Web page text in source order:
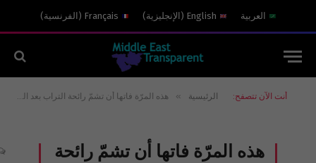
العربية English
( الإنجليزية)
Français
( الفرنسية)
أنت الآن تتصفح: الرئيسية » هذه المرّة فاتها أن تشمّ رائحة التراب بعد الشتوة
هذه المرّة فاتها أن تشمّ رائحة